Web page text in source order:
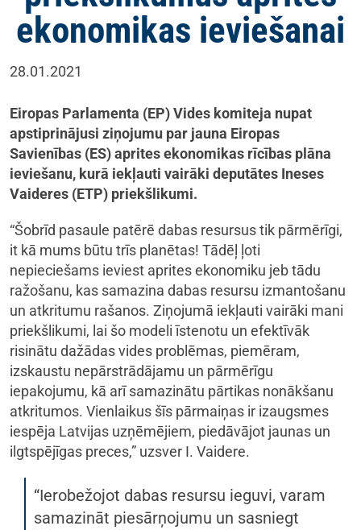
ekonomikas ieviešanai
28.01.2021
Eiropas Parlamenta (EP) Vides komiteja nupat
apstiprinājusi ziņojumu par jauna Eiropas
Savienības (ES) aprites ekonomikas rīcības plāna
ieviešanu, kurā iekļauti vairāki deputātes Ineses
Vaideres (ETP) priekšlikumi.
“Šobrīd pasaule patērē dabas resursus tik pārmērīgi,
it kā mums būtu trīs planētas! Tādēļ ļoti
nepieciešams ieviest aprites ekonomiku jeb tādu
ražošanu, kas samazina dabas resursu izmantošanu
un atkritumu rašanos. Ziņojumā iekļauti vairāki mani
priekšlikumi, lai šo modeli īstenotu un efektīvāk
risinātu dažādas vides problēmas, piemēram,
izskaustu nepārstrādājamu un pārmērīgu
iepakojumu, kā arī samazinātu pārtikas nonākšanu
atkritumos. Vienlaikus šīs pārmaiņas ir izaugsmes
iespēja Latvijas uzņēmējiem, piedāvājot jaunas un
ilgtspējīgas preces,” uzsver I. Vaidere.
“Ierobežojot dabas resursu ieguvi, varam
samazināt piesārņojumu un sasniegt